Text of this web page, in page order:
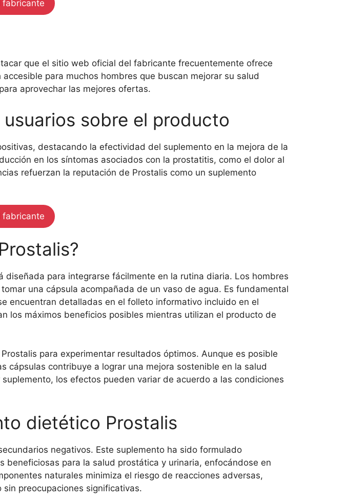
fabricante
que el sitio web oficial del fabricante frecuentemente ofrece
para muchos hombres que buscan mejorar su salud
aprovechar las mejores ofertas.
sobre el producto
destacando la efectividad del suplemento en la mejora de la
en los síntomas asociados con la prostatitis, como el dolor al
refuerzan la reputación de Prostalis como un suplemento
fabricante
para integrarse fácilmente en la rutina diaria. Los hombres
una cápsula acompañada de un vaso de agua. Es fundamental
encuentran detalladas en el folleto informativo incluido en el
los máximos beneficios posibles mientras utilizan el producto de
para experimentar resultados óptimos. Aunque es posible
cápsulas contribuye a lograr una mejora sostenible en la salud
los efectos pueden variar de acuerdo a las condiciones
dietético Prostalis
negativos. Este suplemento ha sido formulado
para la salud prostática y urinaria, enfocándose en
naturales minimiza el riesgo de reacciones adversas,
preocupaciones significativas.